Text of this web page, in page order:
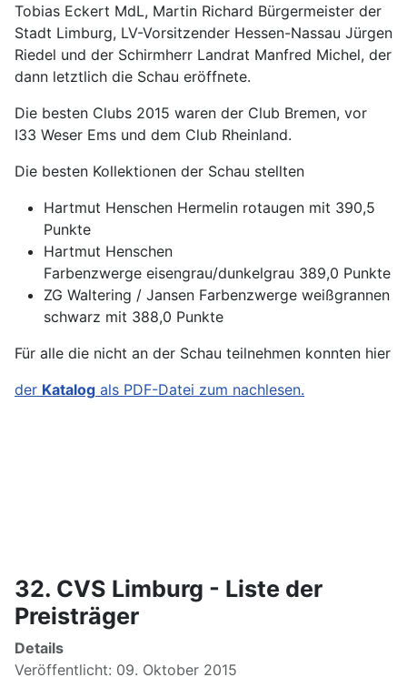
Tobias Eckert MdL, Martin Richard Bürgermeister der
Stadt Limburg, LV-Vorsitzender Hessen-Nassau Jürgen
Riedel und der Schirmherr Landrat Manfred Michel, der
dann letztlich die Schau eröffnete.
Die besten Clubs 2015 waren der Club Bremen, vor
I33 Weser Ems und dem Club Rheinland.
Die besten Kollektionen der Schau stellten
Hartmut Henschen Hermelin rotaugen mit 390,5
Punkte
Hartmut Henschen
Farbenzwerge eisengrau/dunkelgrau 389,0 Punkte
ZG Waltering / Jansen Farbenzwerge weißgrannen
schwarz mit 388,0 Punkte
Für alle die nicht an der Schau teilnehmen konnten hier
der Katalog als PDF-Datei zum nachlesen.
32. CVS Limburg - Liste der
Preisträger
Details
Veröffentlicht: 09. Oktober 2015